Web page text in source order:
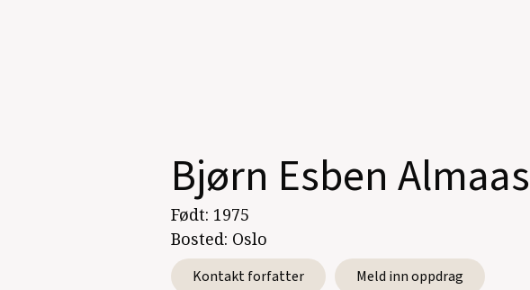
Bjørn Esben Almaas
Født: 1975
Bosted: Oslo
Kontakt forfatter Meld inn oppdrag